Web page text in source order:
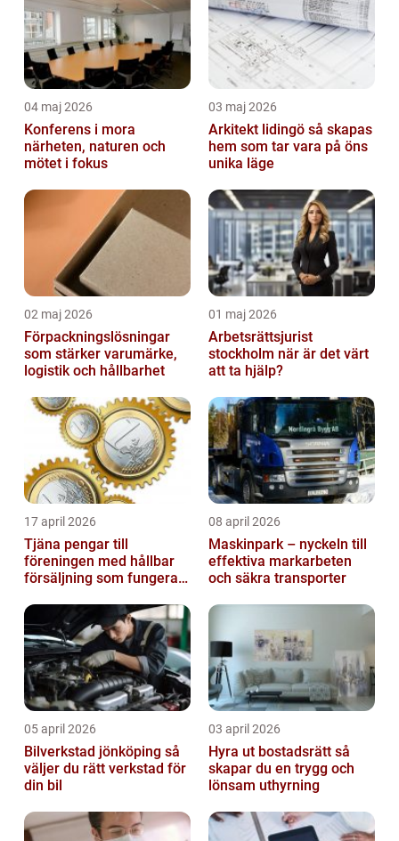
04 maj 2026
Konferens i mora
närheten, naturen och
mötet i fokus
03 maj 2026
Arkitekt lidingö så skapas
hem som tar vara på öns
unika läge
02 maj 2026
Förpackningslösningar
som stärker varumärke,
logistik och hållbarhet
01 maj 2026
Arbetsrättsjurist
stockholm när är det värt
att ta hjälp?
17 april 2026
Tjäna pengar till
föreningen med hållbar
försäljning som fungerar
08 april 2026
Maskinpark – nyckeln till
effektiva markarbeten
och säkra transporter
05 april 2026
Bilverkstad jönköping så
väljer du rätt verkstad för
din bil
03 april 2026
Hyra ut bostadsrätt så
skapar du en trygg och
lönsam uthyrning